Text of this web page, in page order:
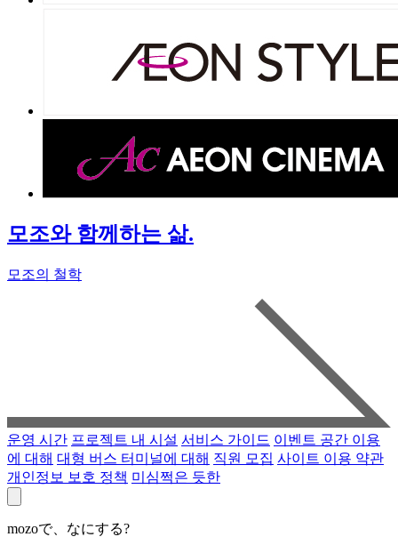
모조와 함께하는 삶.
모조의 철학
운영 시간 프로젝트 내 시설 서비스 가이드 이벤트 공간 이용
에 대해 대형 버스 터미널에 대해 직원 모집 사이트 이용 약관
개인정보 보호 정책 미심쩍은 듯한
mozoで、なにする?